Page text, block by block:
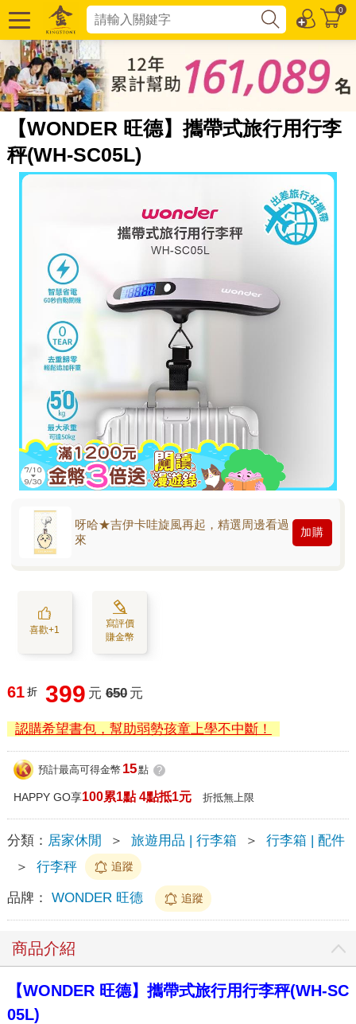
0
【WONDER 旺德】攜帶式旅行用行李
秤(WH-SC05L)
呀哈★吉伊卡哇旋風再起，精選周邊看過
來
加購
喜歡+1
寫評價
賺金幣
61 折 399 元 650 元
認購希望書包，幫助弱勢孩童上學不中斷！
預計最高可得金幣 15點 ?
HAPPY GO享100累1點 4點抵1元 折抵無上限
分類： 居家休閒 ＞ 旅遊用品 | 行李箱 ＞
行李箱 | 配件
＞
行李秤 追蹤
品牌： WONDER 旺德 追蹤
商品介紹
【WONDER 旺德】攜帶式旅行用行李秤(WH-SC
05L)